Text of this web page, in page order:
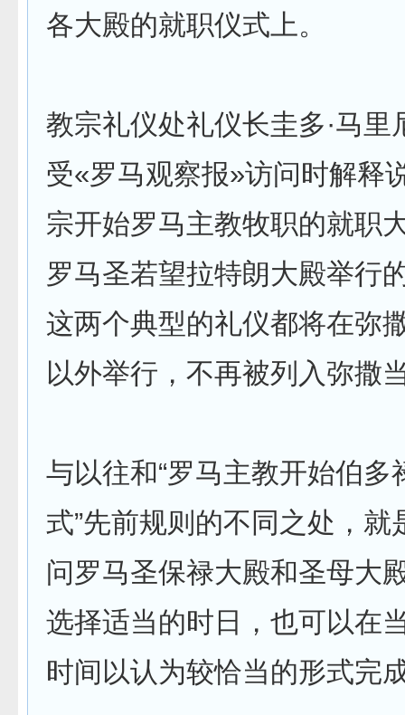
各大殿的就职仪式上。
教宗礼仪处礼仪长圭多·马里
受«罗马观察报»访问时解释
宗开始罗马主教牧职的就职
罗马圣若望拉特朗大殿举行
这两个典型的礼仪都将在弥
以外举行，不再被列入弥撒
与以往和“罗马主教开始伯多
式”先前规则的不同之处，就
问罗马圣保禄大殿和圣母大
选择适当的时日，也可以在
时间以认为较恰当的形式完